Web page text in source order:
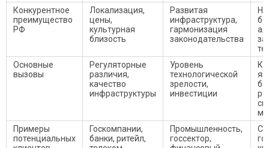
Конкурентное
преимущество
РФ
Локализация,
цены,
культурная
близость
Развитая
инфраструктура,
гармонизация
законодательства
Основные
вызовы
Регуляторные
различия,
качество
инфраструктуры
Уровень
технологической
зрелости,
инвестиции
Примеры
потенциальных
Госкомпании,
банки, ритейл,
Промышленность,
госсектор,